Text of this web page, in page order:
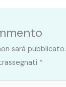
r
a
m
sarà pubblicato.
*